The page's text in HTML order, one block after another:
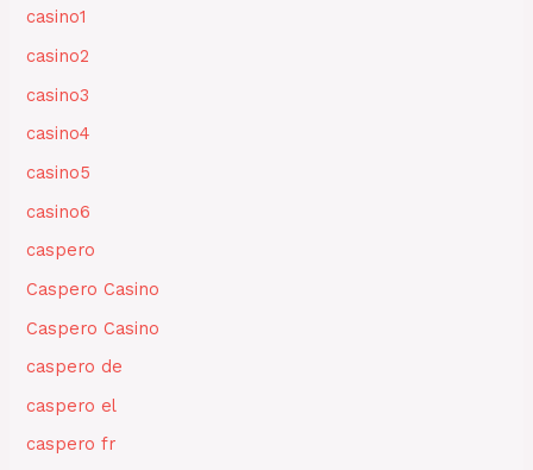
casino1
casino2
casino3
casino4
casino5
casino6
caspero
Caspero Casino
Caspero Casino
caspero de
caspero el
caspero fr